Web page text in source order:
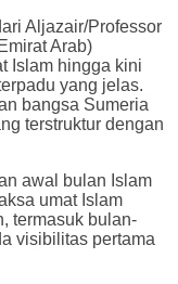
Aljazair/Professor
Arab)
Islam hingga kini
yang jelas.
bangsa Sumeria
terstruktur dengan
awal bulan Islam
umat Islam
termasuk bulan-
visibilitas pertama